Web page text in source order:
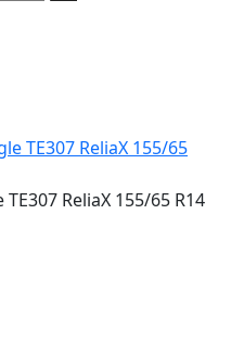
ReliaX 155/65 R14